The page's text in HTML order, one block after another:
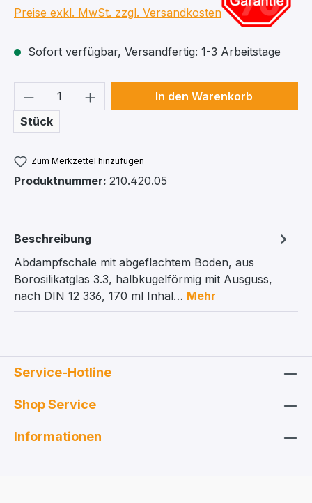
Preise exkl. MwSt. zzgl. Versandkosten
Sofort verfügbar, Versandfertig: 1-3 Arbeitstage
Produkt Anzahl: Gib den
Stück
In den Warenkorb
Zum Merkzettel hinzufügen
Produktnummer: 210.420.05
Beschreibung
Abdampfschale mit abgeflachtem Boden, aus
Borosilikatglas 3.3, halbkugelförmig mit Ausguss,
nach DIN 12 336, 170 ml Inhal… Mehr
Service-Hotline
Shop Service
Informationen